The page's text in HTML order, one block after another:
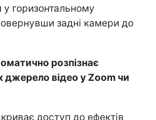
горизонтальному
задні камери до
розпізнає
джерело відео у Zoom чи
доступ до ефектів